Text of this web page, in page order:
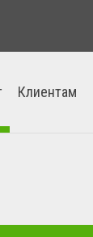
Клиентам